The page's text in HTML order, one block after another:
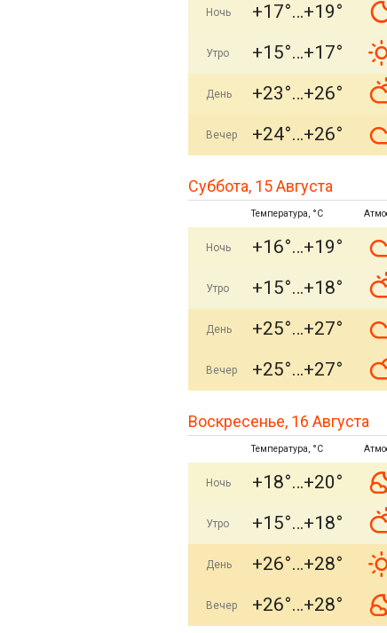
Ночь +17° +19°
Утро +15° +17°
День +23° +26°
Вечер +24° +26°
Суббота, 15 Августа
Температура, °C
Ночь +16° +19°
Утро +15° +18°
День +25° +27°
Вечер +25° +27°
Воскресенье, 16 Августа
Температура, °C
Ночь +18° +20°
Утро +15° +18°
День +26° +28°
Вечер +26° +28°